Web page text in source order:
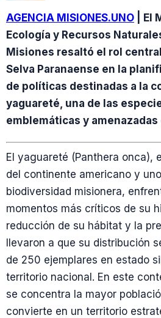
AGENCIA MISIONES.UNO | El
Ecología y Recursos
Misiones resaltó el rol
Selva Paranaense en la
de políticas destinadas a la
yaguareté, una de las
emblemáticas y amenazadas
El yaguareté (Panthera onca),
del continente americano y
biodiversidad misionera,
momentos más críticos de su
reducción de su hábitat y la
llevaron a que su distribución
de 250 ejemplares en estado
territorio nacional. En este
se concentra la mayor
convierte en un territorio